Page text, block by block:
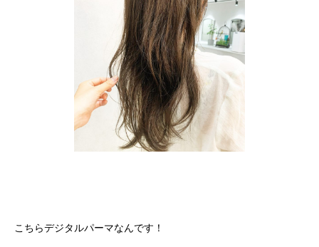
こちらデジタルパーマなんです！